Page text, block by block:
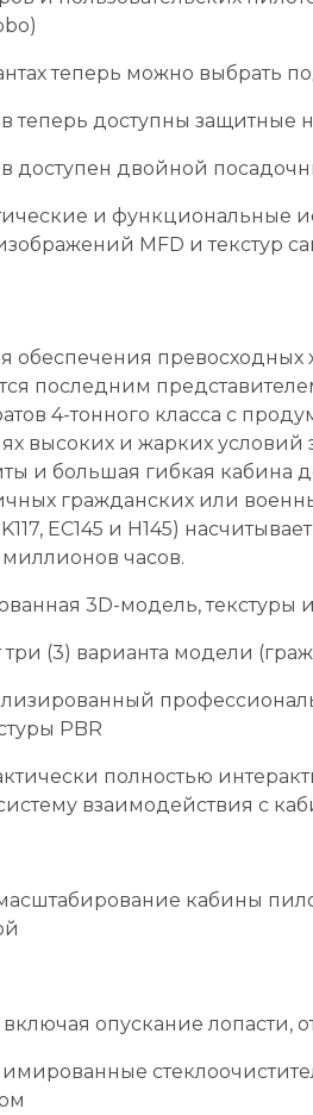
теперь можно выбрать
теперь доступны защитные
доступен двойной
и функциональные
MFD и текстур
обеспечения превосходных
последним
4-тонного класса с
высоких и жарких
и большая гибкая кабина
гражданских или
EC145 и H145)
миллионов часов.
3D-модель, текстуры
три (3) варианта модели
PBR
полностью
взаимодействия с
кабины
опускание лопасти,